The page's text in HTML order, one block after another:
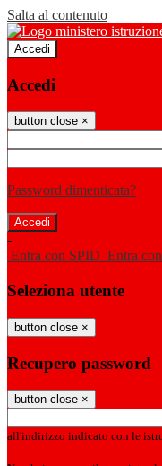
Salta al contenuto
Accedi
Accedi
button close ×
Password dimenticata?
-
Entra con SPID Entra
Seleziona utente
button close ×
Recupero password
button close ×
all'indirizzo indicato con le